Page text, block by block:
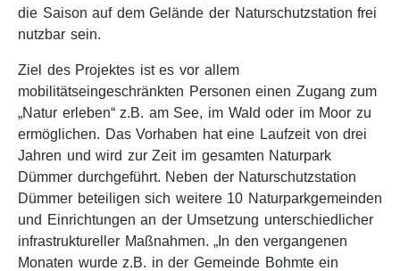
die Saison auf dem Gelände der Naturschutzstation frei
nutzbar sein.
Ziel des Projektes ist es vor allem
mobilitätseingeschränkten Personen einen Zugang zum
„Natur erleben“ z.B. am See, im Wald oder im Moor zu
ermöglichen. Das Vorhaben hat eine Laufzeit von drei
Jahren und wird zur Zeit im gesamten Naturpark
Dümmer durchgeführt. Neben der Naturschutzstation
Dümmer beteiligen sich weitere 10 Naturparkgemeinden
und Einrichtungen an der Umsetzung unterschiedlicher
infrastruktureller Maßnahmen. „In den vergangenen
Monaten wurde z.B. in der Gemeinde Bohmte ein